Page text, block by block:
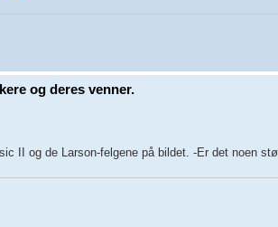
og deres venner.
II og de Larson-felgene på bildet. -Er det noen